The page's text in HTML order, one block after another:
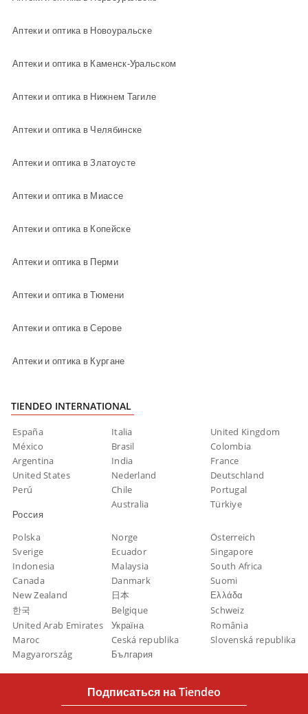
Аптеки и оптика в Новоуральске
Аптеки и оптика в Каменск-Уральском
Аптеки и оптика в Нижнем Тагиле
Аптеки и оптика в Челябинске
Аптеки и оптика в Златоусте
Аптеки и оптика в Миассе
Аптеки и оптика в Копейске
Аптеки и оптика в Перми
Аптеки и оптика в Тюмени
Аптеки и оптика в Серове
Аптеки и оптика в Кургане
TIENDEO INTERNATIONAL
España Italia
United Kingdom
México
Brasil
Colombia
Argentina
India
France
United States
Nederland
Deutschland
Perú
Chile
Portugal
Россия
Australia Türkiye
Polska Norge
Österreich
Sverige
Ecuador
Singapore
Indonesia
Malaysia
South Africa
Canada
Danmark
Suomi
New Zealand
日本
Ελλάδα
한국
Belgique
Schweiz
United Arab Emirates
Україна
România
Maroc
Ceská republika
Slovenská republika
Magyarország
България
Подписаться на Tiendeo